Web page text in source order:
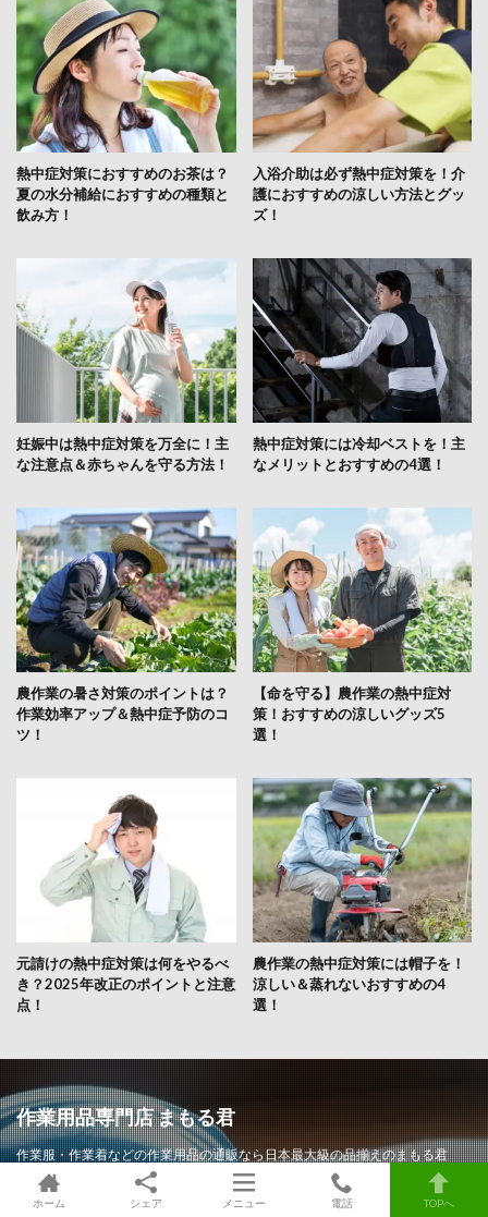
熱中症対策におすすめのお茶は？
夏の水分補給におすすめの種類と
飲み方！
入浴介助は必ず熱中症対策を！介
護におすすめの涼しい方法とグッ
ズ！
妊娠中は熱中症対策を万全に！主
な注意点＆赤ちゃんを守る方法！
熱中症対策には冷却ベストを！主
なメリットとおすすめの4選！
農作業の暑さ対策のポイントは？
作業効率アップ＆熱中症予防のコ
ツ！
【命を守る】農作業の熱中症対
策！おすすめの涼しいグッズ5
選！
元請けの熱中症対策は何をやるべ
き？2025年改正のポイントと注意
点！
農作業の熱中症対策には帽子を！
涼しい＆蒸れないおすすめの4
選！
作業用品専門店 まもる君
作業服・作業着などの作業用品の通販なら日本最大級の品揃えのまもる君
（まもるくん）。ワークウェア、作業ヘルメット、工事ヘルメット、安全靴
（セーフティーシューズ）、地下足袋、作業手袋、安全帯（命綱）、防災用
ホーム シェア メニュー 電話 TOPへ